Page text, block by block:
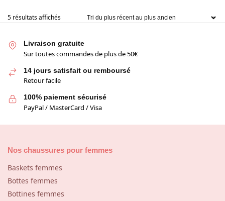
5 résultats affichés
Livraison gratuite
Sur toutes commandes de plus de 50€
14 jours satisfait ou remboursé
Retour facile
100% paiement sécurisé
PayPal / MasterCard / Visa
Nos chaussures pour femmes
Baskets femmes
Bottes femmes
Bottines femmes